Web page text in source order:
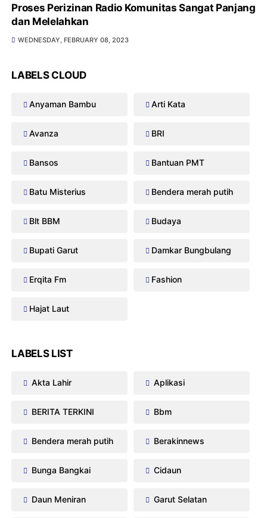
Proses Perizinan Radio Komunitas Sangat Panjang
dan Melelahkan
WEDNESDAY, FEBRUARY 08, 2023
LABELS CLOUD
Anyaman Bambu Arti Kata
Avanza BRI
Bansos Bantuan PMT
Batu Misterius Bendera merah putih
Blt BBM Budaya
Bupati Garut Damkar Bungbulang
Erqita Fm Fashion
Hajat Laut
LABELS LIST
Akta Lahir Aplikasi
BERITA TERKINI Bbm
Bendera merah putih Berakinnews
Bunga Bangkai Cidaun
Daun Meniran Garut Selatan